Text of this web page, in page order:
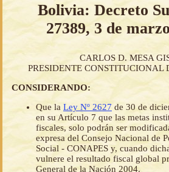
Bolivia: Decreto
27389, 3 de
CARLOS D. MESA
PRESIDENTE CONSTITUCIONAL
CONSIDERANDO:
Que la Ley Nº 2627 de 30 de
en su Artículo 7 que las metas
fiscales, solo podrán ser
expresa del Consejo Nacional de
Social - CONAPES y, cuando
vulnere el resultado fiscal global
General de la Nación 2004.